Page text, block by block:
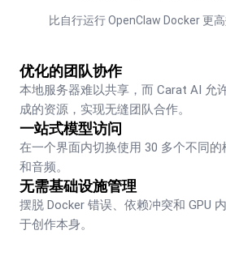
比自行运行 OpenClaw Docker 更高
优化的团队协作
本地服务器难以共享，而 Carat AI 允
成的资源，实现无缝团队合作。
一站式模型访问
在一个界面内切换使用 30 多个不同
和音频。
无需基础设施管理
摆脱 Docker 错误、依赖冲突和 GPU
于创作本身。